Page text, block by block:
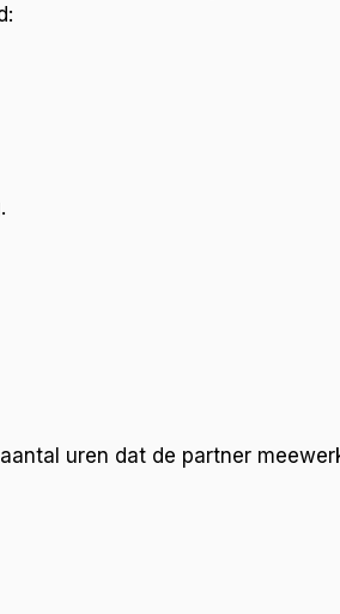
uren dat de partner